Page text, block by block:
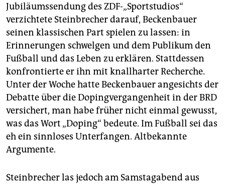
Jubiläumssendung des ZDF-„Sportstudios“
verzichtete Steinbrecher darauf, Beckenbauer
seinen klassischen Part spielen zu lassen: in
Erinnerungen schwelgen und dem Publikum den
Fußball und das Leben zu erklären. Stattdessen
konfrontierte er ihn mit knallharter Recherche.
Unter der Woche hatte Beckenbauer angesichts der
Debatte über die Dopingvergangenheit in der BRD
versichert, man habe früher nicht einmal gewusst,
was das Wort „Doping“ bedeute. Im Fußball sei das
eh ein sinnloses Unterfangen. Altbekannte
Argumente.
Steinbrecher las jedoch am Samstagabend aus